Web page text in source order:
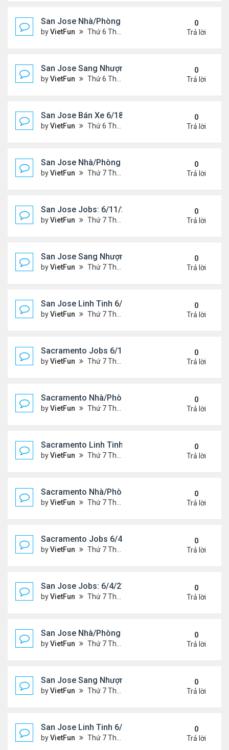
San Jose Nhà/Phòng 6/18/21- 6/25/21
byVietFun Thứ 6 Tháng 6 18, 2021 1:56 pm
0
Trả lời
San Jose Sang Nhượng 6/18/21- 6/25/21
byVietFun Thứ 6 Tháng 6 18, 2021 1:54 pm
0
Trả lời
San Jose Bán Xe 6/18/21 - 6/25/21
byVietFun Thứ 6 Tháng 6 18, 2021 1:53 pm
0
Trả lời
San Jose Nhà/Phòng 6/11/21- 6/18/21
byVietFun Thứ 7 Tháng 6 12, 2021 10:29 am
0
Trả lời
San Jose Jobs: 6/11/21- 6/18/2021
byVietFun Thứ 7 Tháng 6 12, 2021 10:28 am
0
Trả lời
San Jose Sang Nhượng 6/11/21-6/18/21
byVietFun Thứ 7 Tháng 6 12, 2021 10:25 am
0
Trả lời
San Jose Linh Tinh 6/11/21 - 6/18/21
byVietFun Thứ 7 Tháng 6 12, 2021 10:24 am
0
Trả lời
Sacramento Jobs 6/11/21- 6/18/21
byVietFun Thứ 7 Tháng 6 12, 2021 10:19 am
0
Trả lời
Sacramento Nhà/Phòng 6/11/21- 6/18/21
byVietFun Thứ 7 Tháng 6 12, 2021 10:17 am
0
Trả lời
Sacramento Linh Tinh 6/11/21- 6/18/21
byVietFun Thứ 7 Tháng 6 12, 2021 10:15 am
0
Trả lời
Sacramento Nhà/Phòng 6/4/21- 6/11/21
byVietFun Thứ 7 Tháng 6 05, 2021 10:13 am
0
Trả lời
Sacramento Jobs 6/4/21- 6/11/21
byVietFun Thứ 7 Tháng 6 05, 2021 10:12 am
0
Trả lời
San Jose Jobs: 6/4/21- 6/11/2021
byVietFun Thứ 7 Tháng 6 05, 2021 9:26 am
0
Trả lời
San Jose Nhà/Phòng 6/4/21- 6/11/21
byVietFun Thứ 7 Tháng 6 05, 2021 9:24 am
0
Trả lời
San Jose Sang Nhượng 6/4/21-6/11/21
byVietFun Thứ 7 Tháng 6 05, 2021 9:18 am
0
Trả lời
San Jose Linh Tinh 6/4/21 - 6/11/21
byVietFun Thứ 7 Tháng 6 05, 2021 9:17 am
0
Trả lời